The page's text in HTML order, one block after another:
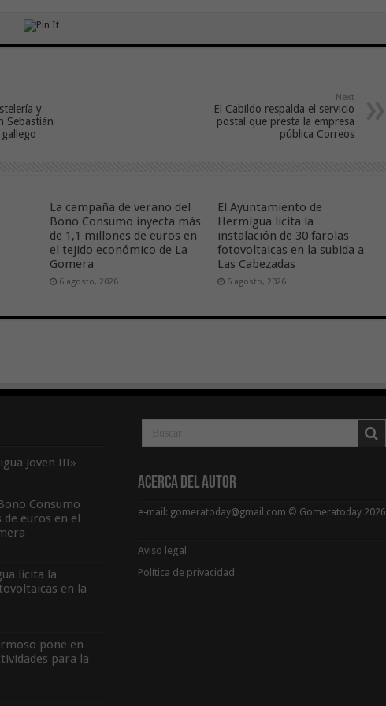
y
Sebastián
Next
El Cabildo respalda el servicio
postal que presta la empresa
pública Correos
La campaña de verano del
Bono Consumo inyecta más
de 1,1 millones de euros en
el tejido económico de La
Gomera
6 agosto, 2026
El Ayuntamiento de
Hermigua licita la
instalación de 30 farolas
fotovoltaicas en la subida a
Las Cabezadas
6 agosto, 2026
Joven III»
Consumo
de euros en el
licita la
en la
pone en
para la
Acerca del Autor
e-mail: gomeratoday@gmail.com © Gomeratoday 2026
Aviso legal
Política de privacidad